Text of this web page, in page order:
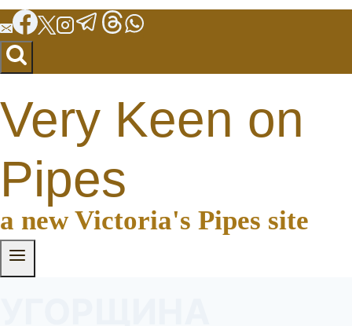
Very Keen on
Pipes
a new Victoria's Pipes site